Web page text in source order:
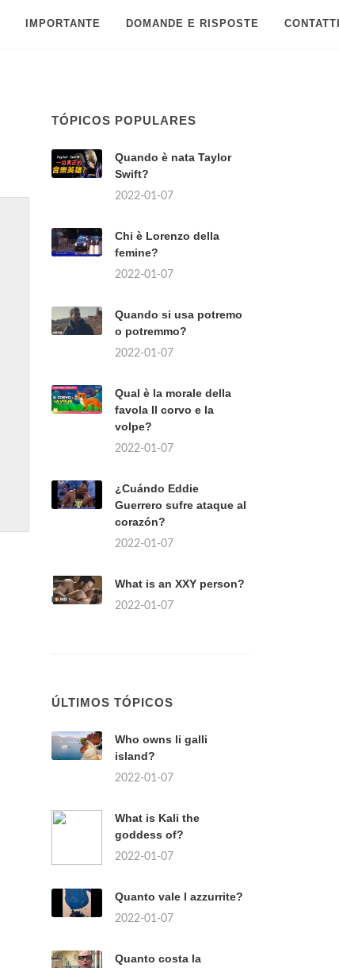
IMPORTANTE DOMANDE E RISPOSTE
TÓPICOS POPULARES
Quando è nata Taylor
Swift?
2022-01-07
Chi è Lorenzo della
femine?
2022-01-07
Quando si usa potremo
o potremmo?
2022-01-07
Qual è la morale della
favola Il corvo e la
volpe?
2022-01-07
¿Cuándo Eddie
Guerrero sufre ataque al
corazón?
2022-01-07
What is an XXY person?
2022-01-07
ÚLTIMOS TÓPICOS
Who owns li galli
island?
2022-01-07
What is Kali the
goddess of?
2022-01-07
Quanto vale l azzurrite?
2022-01-07
Quanto costa la